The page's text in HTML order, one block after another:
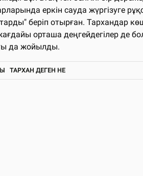
еркін сауда жүргізуге
беріп отырған. Тархандар
орташа деңгейдегілер де
да жойылды.
ТАРХАН ДЕГЕН НЕ